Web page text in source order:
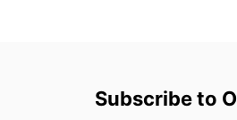
Subscribe to